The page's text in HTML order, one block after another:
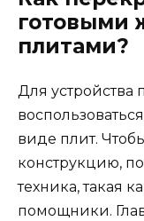
готовыми
плитами?
Для устройства
виде плит.
конструкцию,
техника, такая
помощники.